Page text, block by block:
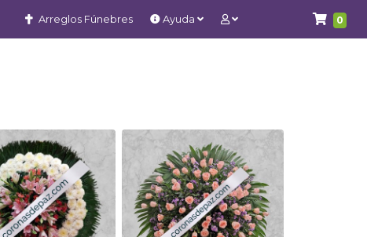
0
Arreglos Fúnebres Ayuda